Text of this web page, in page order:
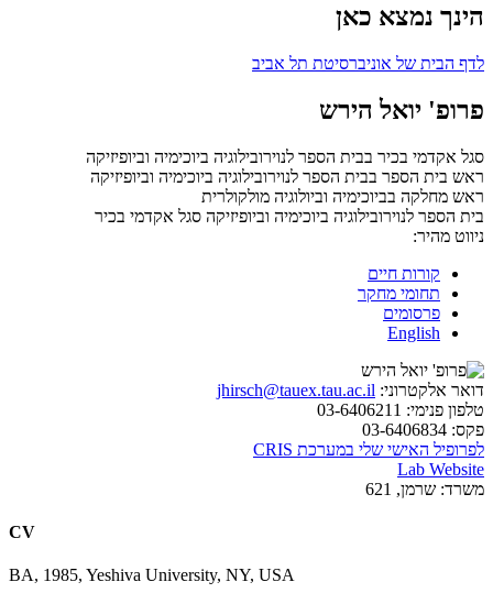
הינך נמצא כאן
לדף הבית של אוניברסיטת תל אביב
פרופ' יואל הירש
סגל אקדמי בכיר בבית הספר לנוירובילוגיה ביוכימיה וביופיזיקה
ראש בית הספר בבית הספר לנוירובילוגיה ביוכימיה וביופיזיקה
ראש מחלקה בביוכימיה וביולוגיה מולקולרית
בית הספר לנוירובילוגיה ביוכימיה וביופיזיקה סגל אקדמי בכיר
ניווט מהיר:
קורות חיים
תחומי מחקר
פרסומים
English
דואר אלקטרוני: jhirsch@tauex.tau.ac.il
טלפון פנימי:
פקס:
לפרופיל האישי שלי במערכת CRIS
Lab Website
משרד: שרמן, 621
CV
BA, 1985, Yeshiva University, NY, USA